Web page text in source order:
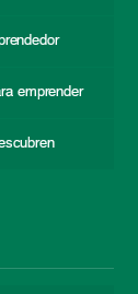
emprender